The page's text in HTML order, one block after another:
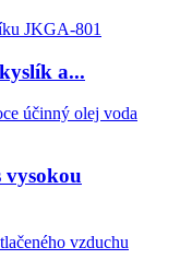
a...
vysokou